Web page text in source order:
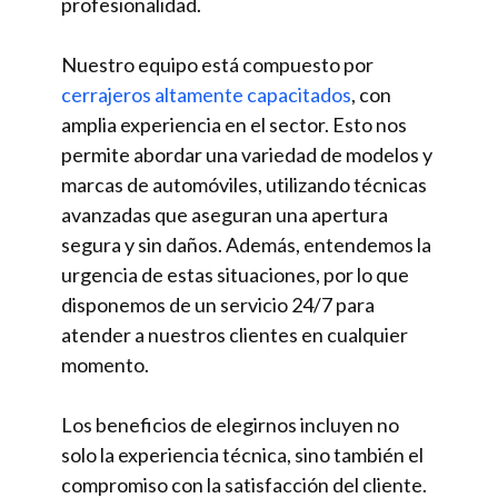
Nuestro equipo está compuesto por
cerrajeros altamente capacitados, con
amplia experiencia en el sector. Esto nos
permite abordar una variedad de modelos y
marcas de automóviles, utilizando técnicas
avanzadas que aseguran una apertura
segura y sin daños. Además, entendemos la
urgencia de estas situaciones, por lo que
disponemos de un servicio 24/7 para
atender a nuestros clientes en cualquier
momento.
Los beneficios de elegirnos incluyen no
solo la experiencia técnica, sino también el
compromiso con la satisfacción del cliente.